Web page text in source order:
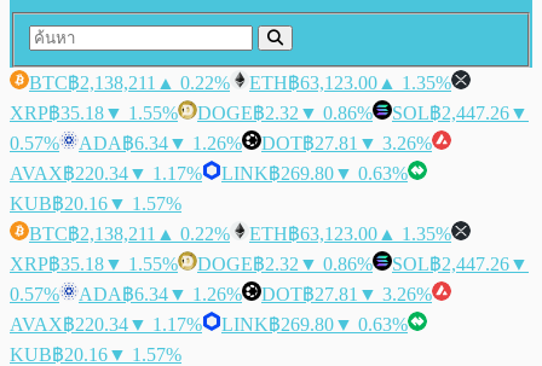
BTC฿2,138,211 ▲ 0.22% ETH฿63,123.00 ▲ 1.35%
XRP฿35.18▼ 1.55% DOGE฿2.32 ▼ 0.86% SOL฿2,447.26▼
0.57%
ADA฿6.34▼ 1.26% DOT฿27.81 ▼ 3.26%
AVAX฿220.34▼ 1.17% LINK฿269.80▼ 0.63%
KUB฿20.16▼ 1.57%
BTC฿2,138,211 ▲ 0.22% ETH฿63,123.00 ▲ 1.35%
XRP฿35.18▼ 1.55% DOGE฿2.32 ▼ 0.86% SOL฿2,447.26▼
0.57%
ADA฿6.34▼ 1.26% DOT฿27.81 ▼ 3.26%
AVAX฿220.34▼ 1.17% LINK฿269.80▼ 0.63%
KUB฿20.16▼ 1.57%